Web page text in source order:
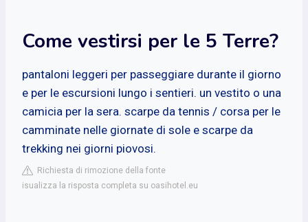
Come vestirsi per le 5 Terre?
pantaloni leggeri per passeggiare durante il giorno
e per le escursioni lungo i sentieri. un vestito o una
camicia per la sera. scarpe da tennis / corsa per le
camminate nelle giornate di sole e scarpe da
trekking nei giorni piovosi.
Richiesta di rimozione della fonte
isualizza la risposta completa su oasihotel.eu